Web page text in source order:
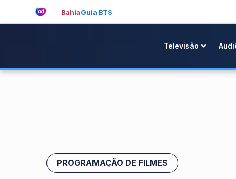
BahiaGuia BTS
Televisão
PROGRAMAÇÃO DE FILMES